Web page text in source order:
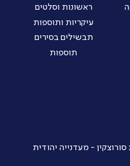
ראשונות וסלטים
עיקריות ותוספות
תבשילים בסירים
תוספות
- מעדנייה יהודית